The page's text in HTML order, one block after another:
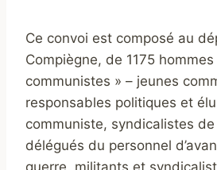
Ce convoi est composé au
Compiègne, de 1175
communistes » – jeunes
responsables politiques et
communiste, syndicalistes de
délégués du personnel
guerre, militants et